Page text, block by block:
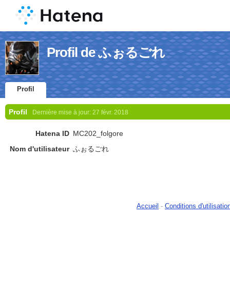
Profil de ふぉるごれ
Profil
Profil Dernière mise à jour: 27 févr. 2018
Hatena ID MC202_folgore
Nom d'utilisateur ふぉるごれ
Accueil - Conditions